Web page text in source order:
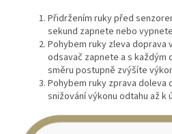
Přidržením ruky před
sekund zapnete nebo
Pohybem ruky zleva doprava
odsavač zapnete a s každým
směru postupně zvýšíte
Pohybem ruky zprava doleva
snižování výkonu odtahu až k